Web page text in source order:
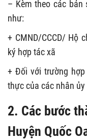
– Kèm theo các
như:
+ CMND/CCCD/ Hộ
ký hợp tác xã
+ Đối với trường hợp
thực của các nhân ủy
2. Các bước
Huyện Quốc